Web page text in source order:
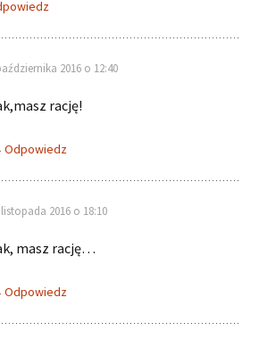
2016 o 12:40
rację!
Odpowiedz
listopada 2016 o 18:10
masz rację…
Odpowiedz